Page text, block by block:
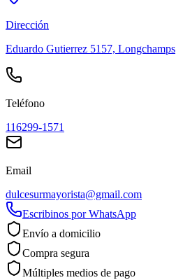
Dirección
Eduardo Gutierrez 5157, Longchamps
Teléfono
116299-1571
Email
dulcesurmayorista@gmail.com
Escribinos por WhatsApp
Envío a domicilio
Compra segura
Múltiples medios de pago